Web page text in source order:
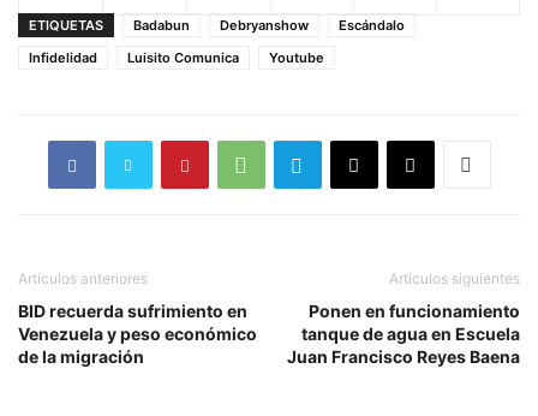
ETIQUETAS Badabun Debryanshow
Escándalo
Infidelidad
Luisito Comunica Youtube
Artículos anteriores
BID recuerda sufrimiento en
Venezuela y peso económico
de la migración
Artículos siguientes
Ponen en funcionamiento
tanque de agua en Escuela
Juan Francisco Reyes Baena